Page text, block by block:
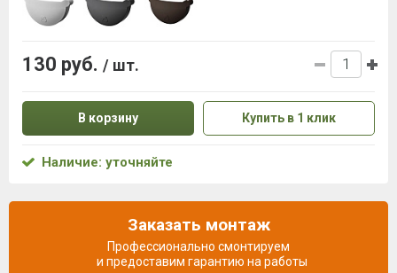
130 руб. / шт.
В корзину Купить в 1 клик
Наличие: уточняйте
Заказать монтаж
Профессионально смонтируем
и предоставим гарантию на работы